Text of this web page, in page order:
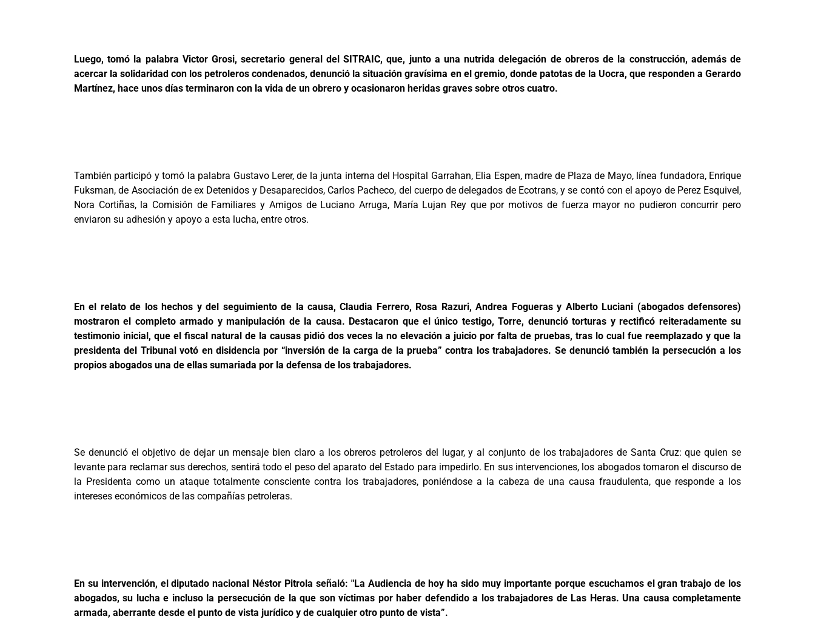
Luego, tomó la palabra Victor Grosi, secretario general del SITRAIC, que, junto a una nutrida delegación de obreros de la construcción, además de
acercar la solidaridad con los petroleros condenados, denunció la situación gravísima en el gremio, donde patotas de la Uocra, que responden a Gerardo
Martínez, hace unos días terminaron con la vida de un obrero y ocasionaron heridas graves sobre otros cuatro.
También participó y tomó la palabra Gustavo Lerer, de la junta interna del Hospital Garrahan, Elia Espen, madre de Plaza de Mayo, línea fundadora, Enrique
Fuksman, de Asociación de ex Detenidos y Desaparecidos, Carlos Pacheco, del cuerpo de delegados de Ecotrans, y se contó con el apoyo de Perez Esquivel,
Nora Cortiñas, la Comisión de Familiares y Amigos de Luciano Arruga, María Lujan Rey que por motivos de fuerza mayor no pudieron concurrir pero
enviaron su adhesión y apoyo a esta lucha, entre otros.
En el relato de los hechos y del seguimiento de la causa, Claudia Ferrero, Rosa Razuri, Andrea Fogueras y Alberto Luciani (abogados defensores)
mostraron el completo armado y manipulación de la causa. Destacaron que el único testigo, Torre, denunció torturas y rectificó reiteradamente su
testimonio inicial, que el fiscal natural de la causas pidió dos veces la no elevación a juicio por falta de pruebas, tras lo cual fue reemplazado y que la
presidenta del Tribunal votó en disidencia por “inversión de la carga de la prueba” contra los trabajadores. Se denunció también la persecución a los
propios abogados una de ellas sumariada por la defensa de los trabajadores.
Se denunció el objetivo de dejar un mensaje bien claro a los obreros petroleros del lugar, y al conjunto de los trabajadores de Santa Cruz: que quien se
levante para reclamar sus derechos, sentirá todo el peso del aparato del Estado para impedirlo. En sus intervenciones, los abogados tomaron el discurso de
la Presidenta como un ataque totalmente consciente contra los trabajadores, poniéndose a la cabeza de una causa fraudulenta, que responde a los
intereses económicos de las compañías petroleras.
En su intervención, el diputado nacional Néstor Pitrola señaló: "La Audiencia de hoy ha sido muy importante porque escuchamos el gran trabajo de los
abogados, su lucha e incluso la persecución de la que son víctimas por haber defendido a los trabajadores de Las Heras. Una causa completamente
armada, aberrante desde el punto de vista jurídico y de cualquier otro punto de vista”.